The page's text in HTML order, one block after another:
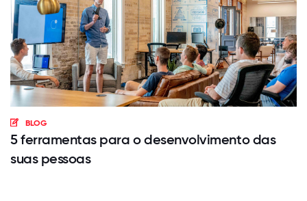
BLOG
5 ferramentas para o desenvolvimento das
suas pessoas